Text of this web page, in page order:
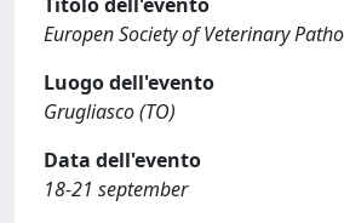
Europen Society of Veterinary
Luogo dell'evento
Grugliasco (TO)
Data dell'evento
18-21 september